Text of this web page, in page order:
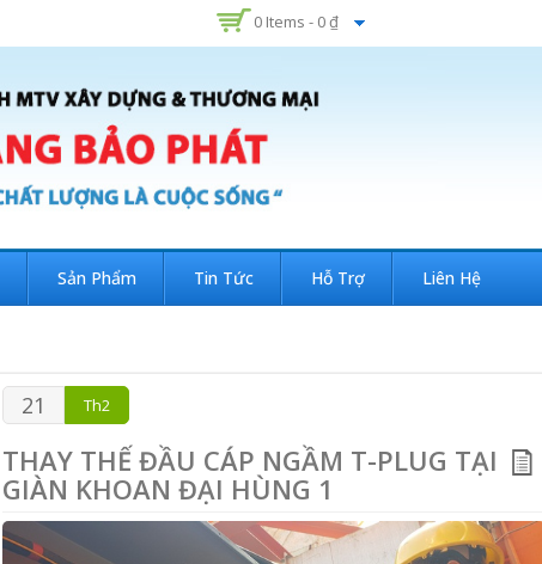
0 Items - 0 ₫
Sản Phẩm Tin Tức Hỗ Trợ Liên Hệ
21 Th2
THAY THẾ ĐẦU CÁP NGẦM T-PLUG TẠI
GIÀN KHOAN ĐẠI HÙNG 1